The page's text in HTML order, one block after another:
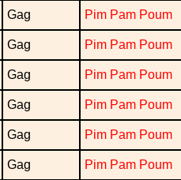
Gag Pim Pam Poum
Gag Pim Pam Poum
Gag Pim Pam Poum
Gag Pim Pam Poum
Gag Pim Pam Poum
Gag Pim Pam Poum